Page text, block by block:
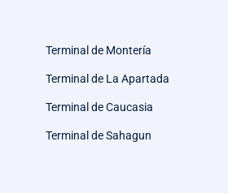
Terminal de Montería
Terminal de La Apartada
Terminal de Caucasia
Terminal de Sahagun